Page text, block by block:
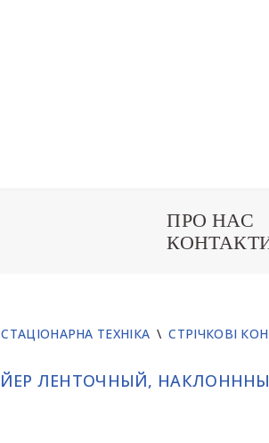
ПРО НАС
СТАЦІОНАРНА ТЕХНІКА \ СТРІЧКОВІ